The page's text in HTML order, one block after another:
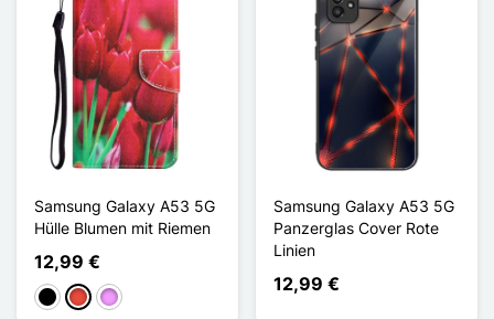
Samsung Galaxy A53 5G
Hülle Blumen mit Riemen
12,99 €
Schwarz
Rot Hellviolett
Samsung Galaxy A53 5G
Panzerglas Cover Rote
Linien
12,99 €